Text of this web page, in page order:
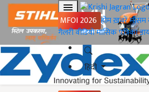
MFOI 2026 होमख़बरेंमौसम
गैलरीवीडियोमासिक पत्रिका
हिंदी